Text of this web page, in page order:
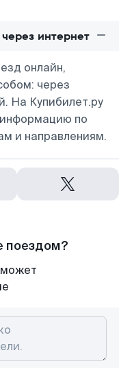
интернет
онлайн,
через
На Купибилет.ру
по
и направлениям.
поездом?